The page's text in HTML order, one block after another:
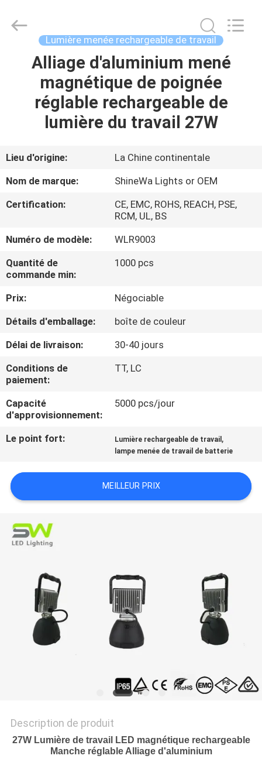
MAISON
VIDÉOS
À
PROPOS
DE
NOUS
DE
L'USINE
CONTRÔLE
DE
QUALITÉ
NOUS
CONTACTER
NOUVELLES
AFFAIRES
PLAN
POLITIQUE
DE
CONFIDENTIALITÉ
International
Trade
Lumière menée rechargeable de travail
Alliage d'aluminium mené
magnétique de poignée
réglable rechargeable de
lumière du travail 27W
Lieu d'origine:
La Chine continentale
Nom de marque:
ShineWa Lights or OEM
Certification:
CE, EMC, ROHS, REACH, PSE,
RCM, UL, BS
Numéro de modèle:
WLR9003
Quantité de
commande min:
1000 pcs
Prix:
Négociable
Détails d'emballage:
boîte de couleur
Délai de livraison:
30-40 jours
Conditions de
paiement:
TT, LC
Capacité
d'approvisionnement:
5000 pcs/jour
Le point fort: Lumière rechargeable de travail ,
lampe menée de travail de batterie
MEILLEUR PRIX
Description de produit
27W Lumière de travail LED magnétique rechargeable
Manche réglable Alliage d'aluminium